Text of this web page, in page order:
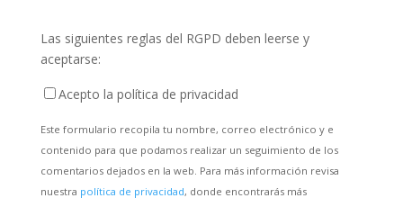
Las siguientes reglas del RGPD deben leerse y
aceptarse:
Acepto la política de privacidad
Este formulario recopila tu nombre, correo electrónico y e
contenido para que podamos realizar un seguimiento de los
comentarios dejados en la web. Para más información revisa
nuestra política de privacidad, donde encontrarás más